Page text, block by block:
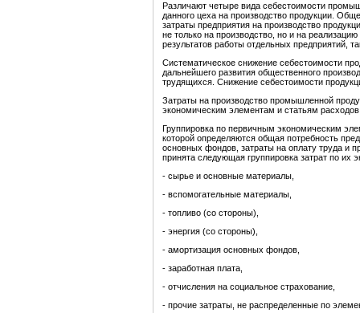
Различают четыре вида себестоимости
данного цеха на производство продукции.
затраты предприятия на производство
не только на производство, но и на
результатов работы отдельных предприятий,
Систематическое снижение себестоимости
дальнейшего развития общественного
трудящихся. Снижение себестоимости
Затраты на производство промышленной
экономическим элементам и статьям
Группировка по первичным экономическим
которой определяются общая потребность
основных фондов, затраты на оплату труда и
принята следующая группировка затрат по их
- сырье и основные материалы,
- вспомогательные материалы,
- топливо (со стороны),
- энергия (со стороны),
- амортизация основных фондов,
- заработная плата,
- отчисления на социальное страхование,
- прочие затраты, не распределенные по